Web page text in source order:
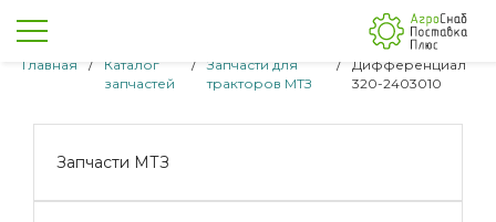
Главная /
Каталог
запчастей
/
Запчасти для
тракторов МТЗ
/
Дифференциал
320-2403010
Запчасти МТЗ